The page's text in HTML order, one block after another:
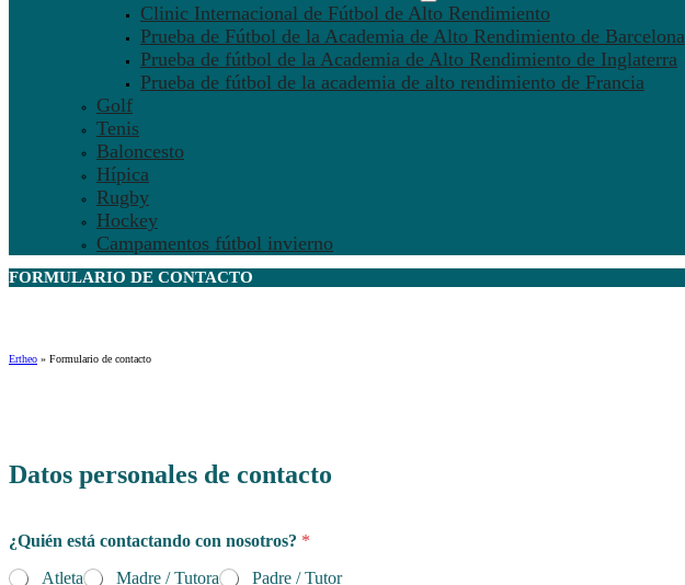
Clinic Internacional de Fútbol de Alto Rendimiento
Prueba de Fútbol de la Academia de Alto Rendimiento de Barcelona
Prueba de fútbol de la Academia de Alto Rendimiento de Inglaterra
Prueba de fútbol de la academia de alto rendimiento de Francia
Golf
Tenis
Baloncesto
Hípica
Rugby
Hockey
Campamentos fútbol invierno
FORMULARIO DE CONTACTO
Ertheo » Formulario de contacto
Datos personales de contacto
¿Quién está contactando con nosotros? *
Atleta
Madre / Tutora Padre / Tutor